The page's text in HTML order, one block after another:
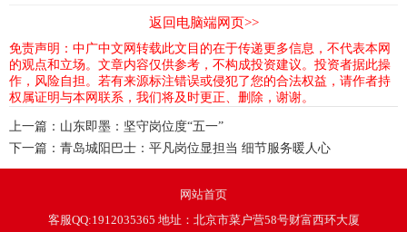
返回电脑端网页>>
免责声明：中广中文网转载此文目的在于传递更多信息，不代表本网
的观点和立场。文章内容仅供参考，不构成投资建议。投资者据此操
作，风险自担。若有来源标注错误或侵犯了您的合法权益，请作者持
权属证明与本网联系，我们将及时更正、删除，谢谢。
上一篇： 山东即墨：坚守岗位度“五一”
下一篇： 青岛城阳巴士：平凡岗位显担当 细节服务暖人心
网站首页
客服QQ:1912035365 地址：北京市菜户营58号财富西环大厦